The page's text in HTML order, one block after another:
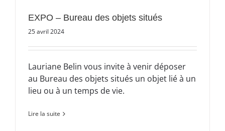
EXPO – Bureau des objets situés
25 avril 2024
Lauriane Belin vous invite à venir déposer
au Bureau des objets situés un objet lié à un
lieu ou à un temps de vie.
Lire la suite